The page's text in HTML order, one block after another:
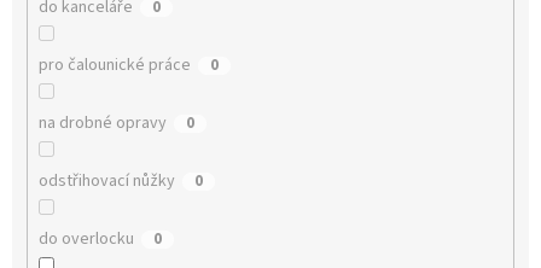
do kanceláře 0
pro čalounické práce 0
na drobné opravy 0
odstřihovací nůžky 0
do overlocku 0